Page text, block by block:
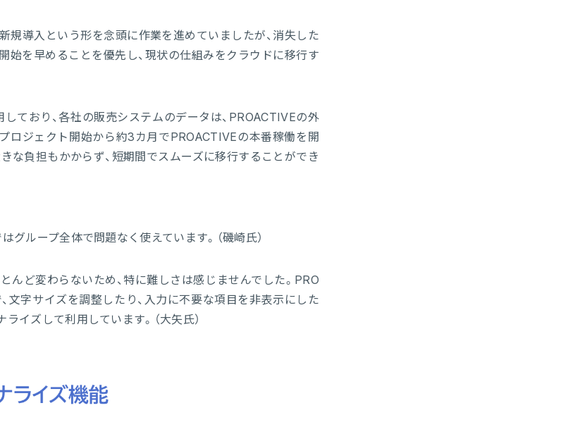
規導入という形を念頭に作業を進めていましたが、消失した
始を早めることを優先し、現状の仕組みをクラウドに移行す
ており、各社の販売システムのデータは、PROACTIVEの外
ロジェクト開始から約3カ月でPROACTIVEの本番稼働を開
な負担もかからず、短期間でスムーズに移行することができ
ループ全体で問題なく使えています。（磯崎氏）
ど変わらないため、特に難しさは感じませんでした。PRO
字サイズを調整したり、入力に不要な項目を非表示にした
イズして利用しています。（大矢氏）